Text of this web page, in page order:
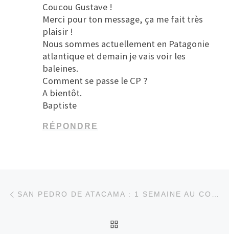
Coucou Gustave !
Merci pour ton message, ça me fait très
plaisir !
Nous sommes actuellement en Patagonie
atlantique et demain je vais voir les
baleines.
Comment se passe le CP ?
A bientôt.
Baptiste
RÉPONDRE
Parcourir les articles